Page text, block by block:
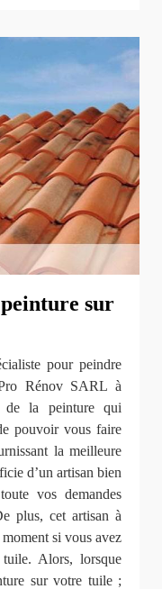
sur
pour peindre
Rénov SARL à
de la peinture qui
pouvoir vous faire
la meilleure
d’un artisan bien
vos demandes
plus, cet artisan à
si vous avez
Alors, lorsque
sur votre tuile ;